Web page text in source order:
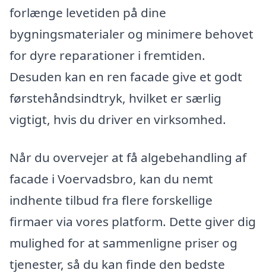
forlænge levetiden på dine
bygningsmaterialer og minimere behovet
for dyre reparationer i fremtiden.
Desuden kan en ren facade give et godt
førstehåndsindtryk, hvilket er særlig
vigtigt, hvis du driver en virksomhed.
Når du overvejer at få algebehandling af
facade i Voervadsbro, kan du nemt
indhente tilbud fra flere forskellige
firmaer via vores platform. Dette giver dig
mulighed for at sammenligne priser og
tjenester, så du kan finde den bedste